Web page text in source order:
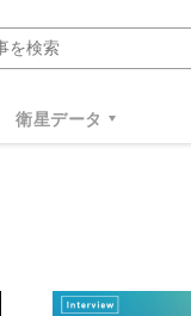
衛星データ